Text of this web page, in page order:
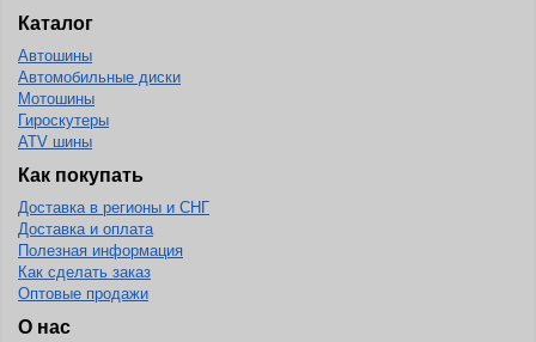
Каталог
Автошины
Автомобильные диски
Мотошины
Гироскутеры
ATV шины
Как покупать
Доставка в регионы и СНГ
Доставка и оплата
Полезная информация
Как сделать заказ
Оптовые продажи
О нас